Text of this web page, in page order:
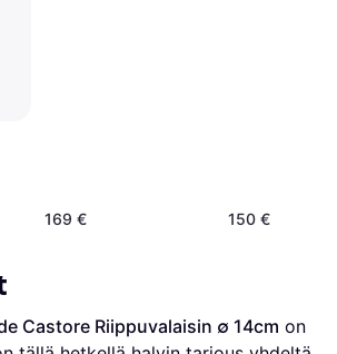
169 € 150 €
Castore Riippuvalaisin ∅ 14cm